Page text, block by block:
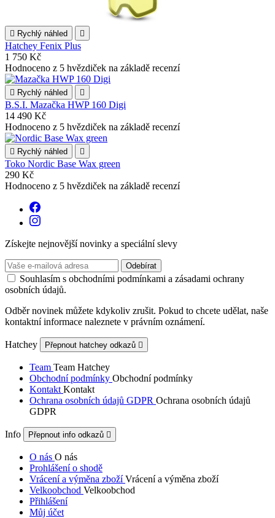
 Rychlý náhled 
Hatchey Fenix Plus
1 750 Kč
Hodnoceno z 5 hvězdiček na základě recenzí
 Rychlý náhled 
B.S.I. Mazačka HWP 160 Digi
14 490 Kč
Hodnoceno z 5 hvězdiček na základě recenzí
 Rychlý náhled 
Toko Nordic Base Wax green
290 Kč
Hodnoceno z 5 hvězdiček na základě recenzí
Získejte nejnovější novinky a speciální slevy
Souhlasím s obchodními podmínkami a zásadami ochrany
osobních údajů.
Odběr novinek můžete kdykoliv zrušit. Pokud to chcete udělat, naše
kontaktní informace naleznete v právním oznámení.
Hatchey Přepnout hatchey odkazů 
Team Team Hatchey
Obchodní podmínky Obchodní podmínky
Kontakt Kontakt
Ochrana osobních údajů GDPR Ochrana osobních údajů
GDPR
Info Přepnout info odkazů 
O nás O nás
Prohlášení o shodě
Vrácení a výměna zbožíVrácení a výměna zboží
Velkoobchod Velkoobchod
Přihlášení
Můj účet